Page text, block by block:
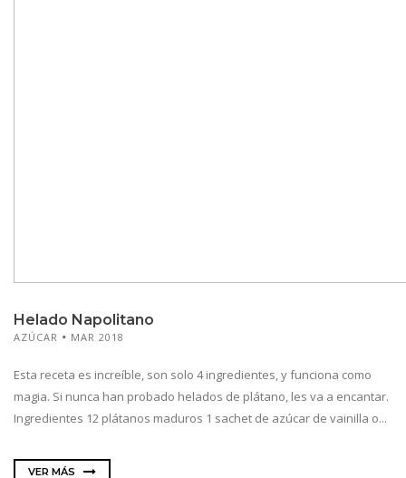
Helado Napolitano
AZÚCAR MAR 2018
Esta receta es increíble, son solo 4 ingredientes, y funciona como
magia. Si nunca han probado helados de plátano, les va a encantar.
Ingredientes 12 plátanos maduros 1 sachet de azúcar de vainilla o...
VER MÁS